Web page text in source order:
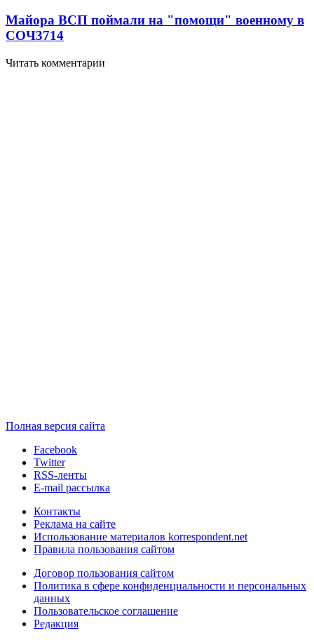
Майора ВСП поймали на "помощи" военному в
СОЧ3714
Читать комментарии
Полная версия сайта
Facebook
Twitter
RSS-ленты
E-mail рассылка
Контакты
Реклама на сайте
Использование материалов korrespondent.net
Правила пользования сайтом
Договор пользования сайтом
Политика в сфере конфиденциальности и персональных
данных
Пользовательское соглашение
Редакция